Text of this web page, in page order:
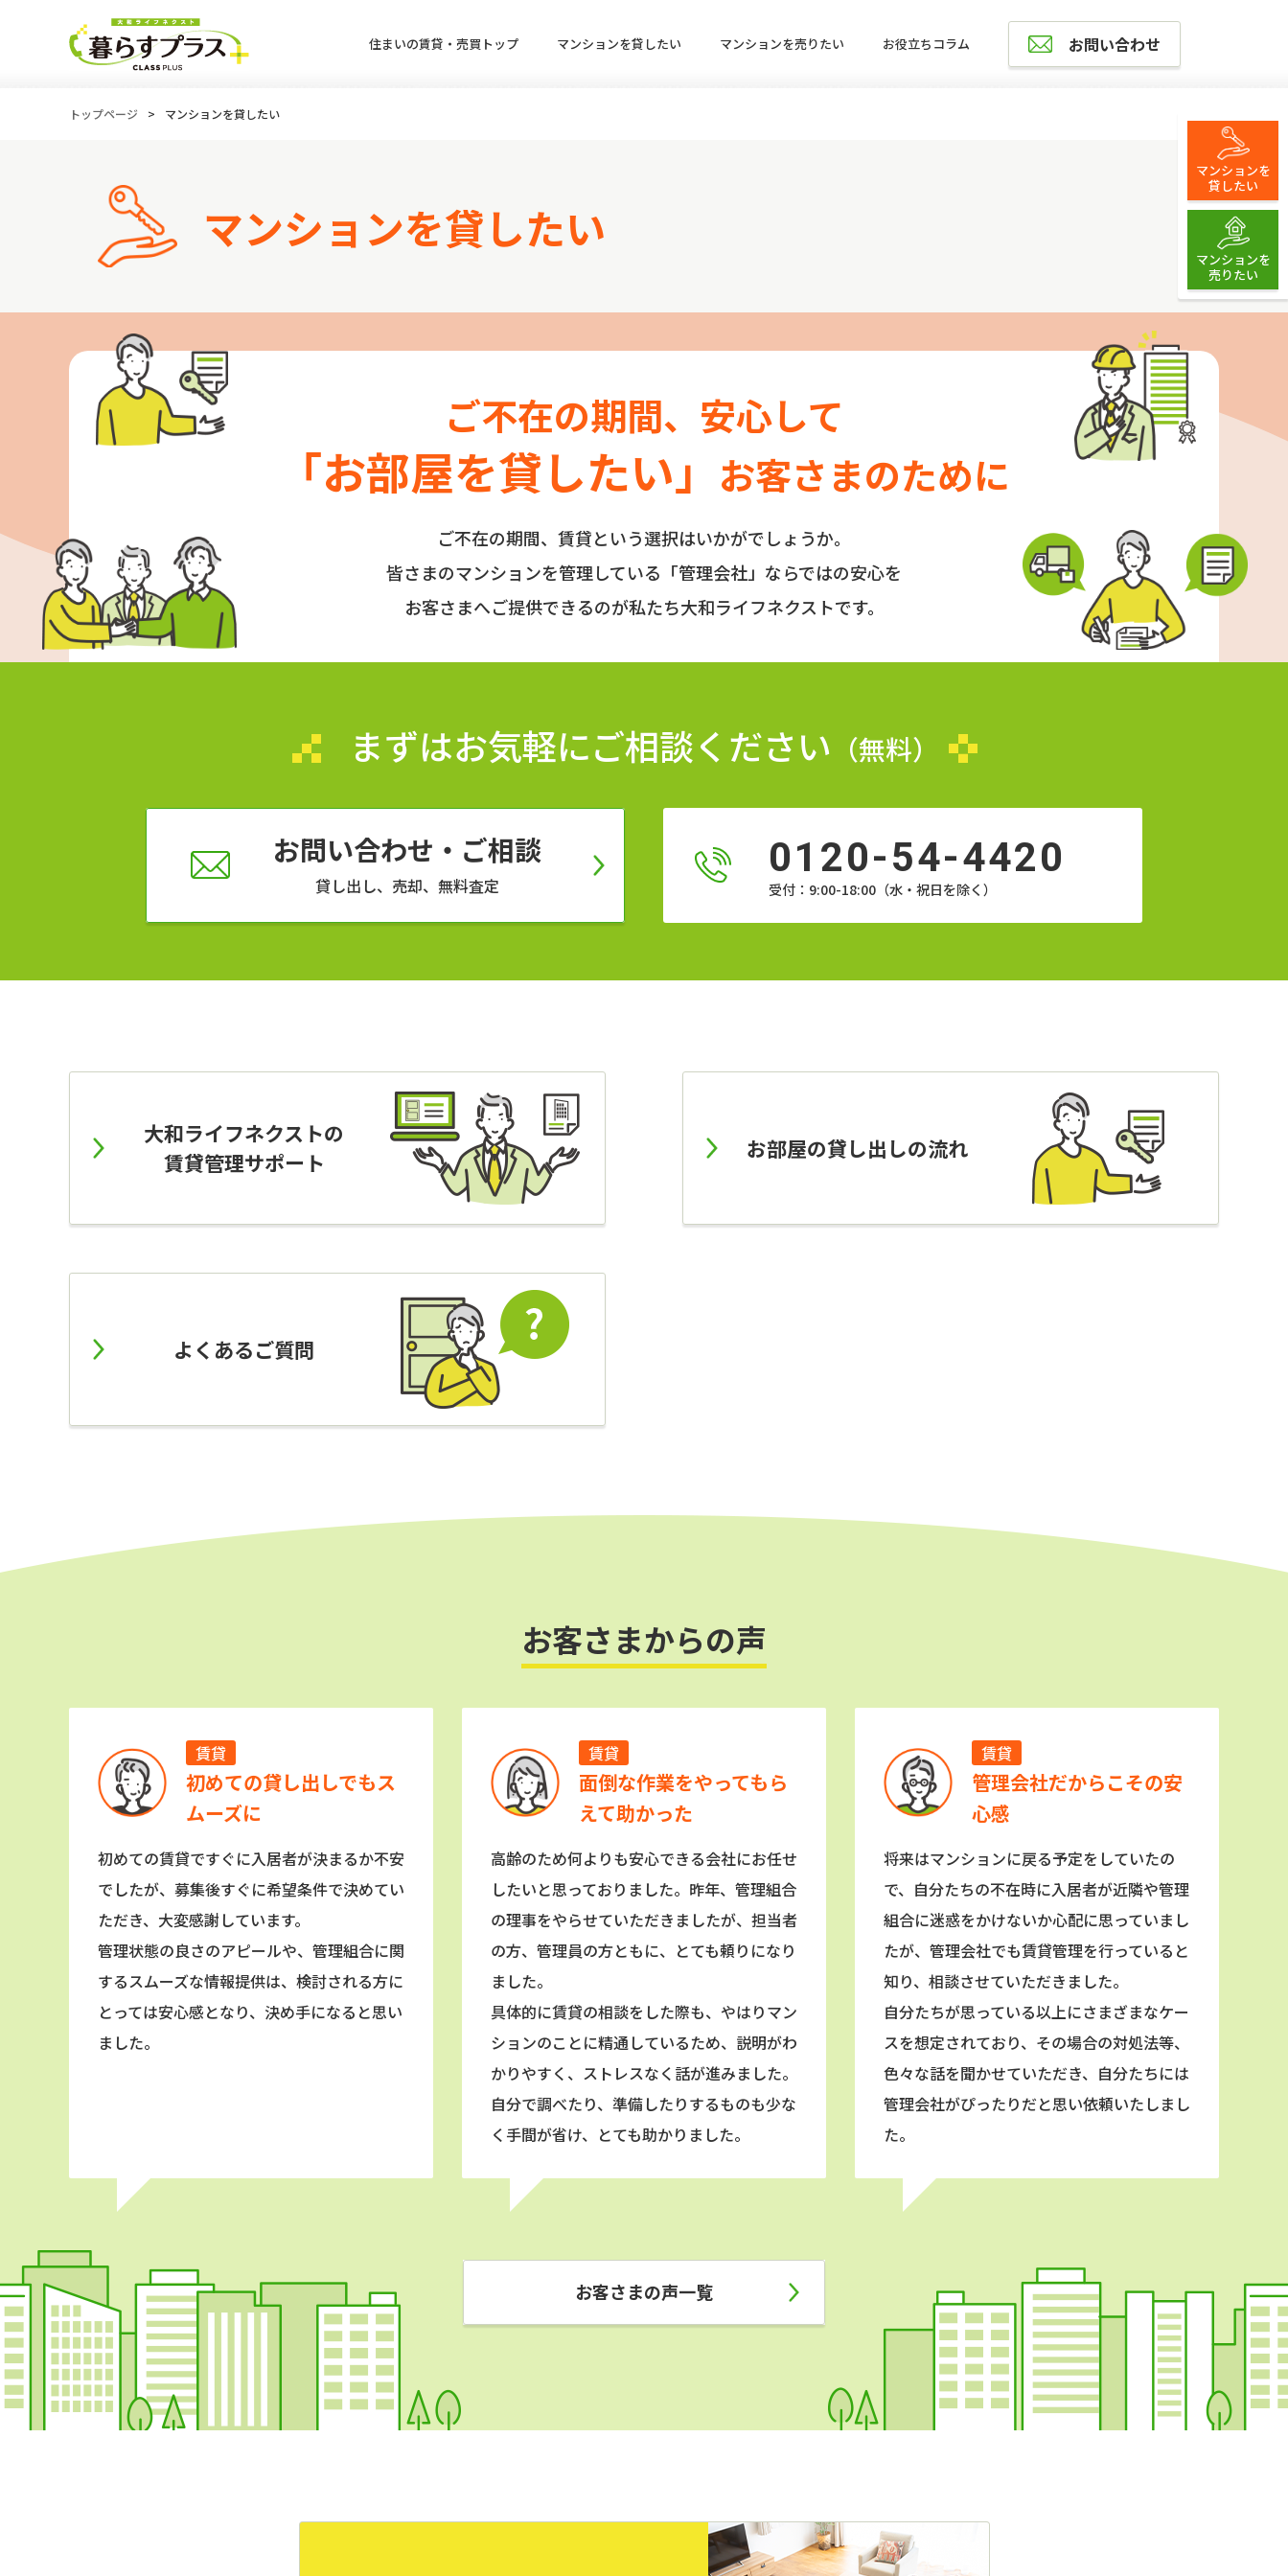
住まいの賃貸・売買トップ マンションを貸したい マンションを売りたい お役立ちコラム お問い合わせ
トップページ マンションを貸したい
マンションを貸したい
ご不在の期間、安心して
「お部屋を貸したい」 お客さまのために
ご不在の期間、賃貸という選択はいかがでしょうか。
皆さまのマンションを管理している 「管理会社」ならではの安心を
お客さまへご提供できるのが私たち大和ライフネクストです。
まずはお気軽にご相談ください （無料）
お問い合わせ・ご相談
貸し出し、売却、無料査定
0120-54-4420
受付：9:00-18:00（水・祝日を除く）
大和ライフネクストの
賃貸管理サポート
お部屋の貸し出しの流れ
よくあるご質問
お客さまからの声
賃貸
初めての貸し出しでもス
ムーズに
初めての賃貸ですぐに入居者が決まるか不安
でしたが、募集後すぐに希望条件で決めてい
ただき、大変感謝しています。
管理状態の良さのアピールや、管理組合に関
するスムーズな情報提供は、検討される方に
とっては安心感となり、決め手になると思い
ました。
賃貸
面倒な作業をやってもら
えて助かった
高齢のため何よりも安心できる会社にお任せ
したいと思っておりました。昨年、管理組合
の理事をやらせていただきましたが、担当者
の方、管理員の方ともに、とても頼りになり
ました。
具体的に賃貸の相談をした際も、やはりマン
ションのことに精通しているため、説明がわ
かりやすく、ストレスなく話が進みました。
自分で調べたり、準備したりするものも少な
く手間が省け、とても助かりました。
賃貸
管理会社だからこその安
心感
将来はマンションに戻る予定をしていたの
で、自分たちの不在時に入居者が近隣や管理
組合に迷惑をかけないか心配に思っていまし
たが、管理会社でも賃貸管理を行っていると
知り、相談させていただきました。
自分たちが思っている以上にさまざまなケー
スを想定されており、その場合の対処法等、
色々な話を聞かせていただき、自分たちには
管理会社がぴったりだと思い依頼いたしまし
た。
お客さまの声一覧
マンションを
貸したい
マンションを
売りたい